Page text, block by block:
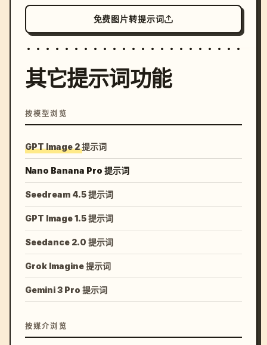
免费图片转提示词
其它提示词功能
按模型浏览
GPT Image 2 提示词
Nano Banana Pro 提示词
Seedream 4.5 提示词
GPT Image 1.5 提示词
Seedance 2.0 提示词
Grok Imagine 提示词
Gemini 3 Pro 提示词
按媒介浏览